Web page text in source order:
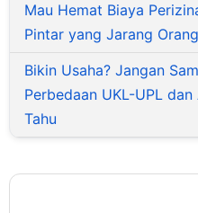
Mau Hemat Biaya
Pintar yang Jarang
Bikin Usaha? Jangan
Perbedaan UKL-UPL
Tahu